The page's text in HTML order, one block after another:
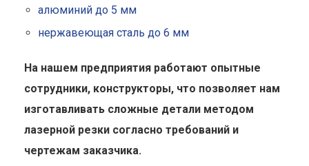
алюминий до 5 мм
нержавеющая сталь до 6 мм
На нашем предприятия работают опытные
сотрудники, конструкторы, что позволяет нам
изготавливать сложные детали методом
лазерной резки согласно требований и
чертежам заказчика.